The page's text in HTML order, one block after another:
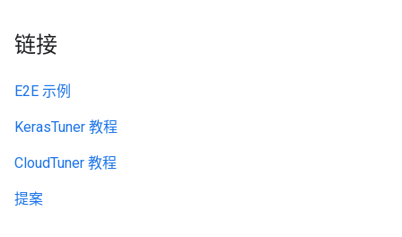
链接
E2E 示例
KerasTuner 教程
CloudTuner 教程
提案